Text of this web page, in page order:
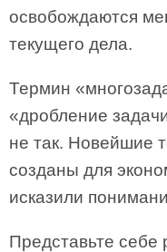
освобождаются
текущего дела.
Термин
«дробление
не так. Новейшие
созданы для
исказили
Представьте себе